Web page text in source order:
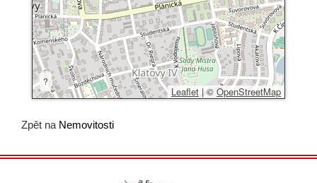
?
Leaflet |©OpenStreetMap
Zpět na Nemovitosti